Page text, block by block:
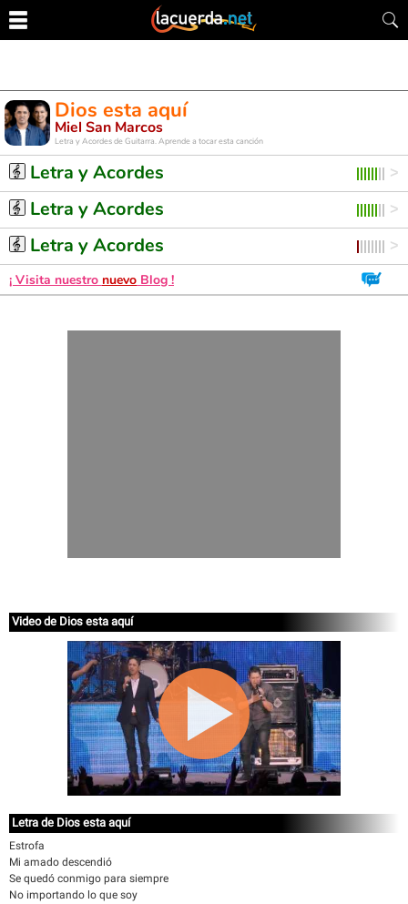
Dios esta aquí
Miel San Marcos
Letra y Acordes de Guitarra. Aprende a tocar esta canción
Letra y Acordes
Letra y Acordes
Letra y Acordes
¡ Visita nuestro nuevo Blog !
Video de Dios esta aquí
Letra de Dios esta aquí
Estrofa
Mi amado descendió
Se quedó conmigo para siempre
No importando lo que soy